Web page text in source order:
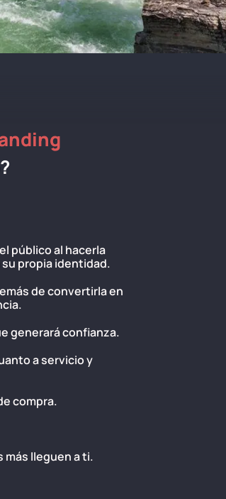
público al hacerla
propia identidad.
de convertirla en
generará confianza.
a servicio y
compra.
lleguen a ti.